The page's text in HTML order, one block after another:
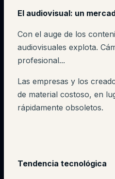
El audiovisual: un
Con el auge de los
audiovisuales explota.
profesional...
Las empresas y los
de material costoso, en
rápidamente obsoletos.
Tendencia tecnológica